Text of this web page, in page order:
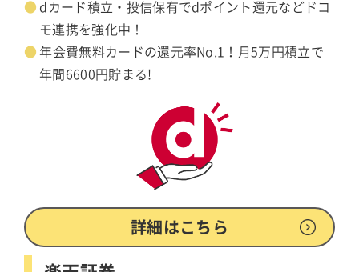
dカード積立・投信保有でdポイント還元などドコ
モ連携を強化中！
年会費無料カードの還元率No.1！月5万円積立で
年間6600円貯まる!
詳細はこちら